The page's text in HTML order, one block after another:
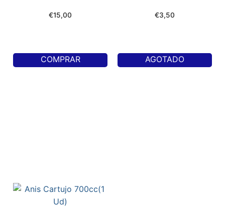
€15,00
COMPRAR
€3,50
AGOTADO